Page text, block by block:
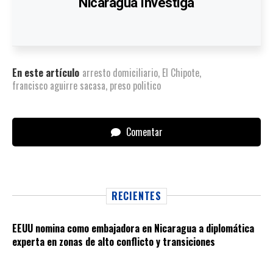
En este artículo arresto domiciliario, El Chipote,
francisco aguirre sacasa, preso politico
Comentar
RECIENTES
EEUU nomina como embajadora en Nicaragua a diplomática
experta en zonas de alto conflicto y transiciones